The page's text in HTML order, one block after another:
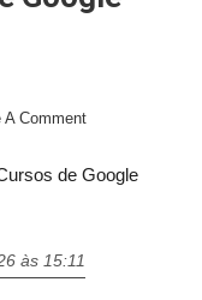
A Comment
de Google
às 15:11